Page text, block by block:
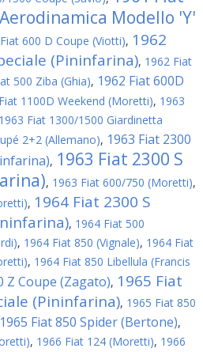
Modello 'Y'
600 D Coupe (Viotti), 1962
(Pininfarina), 1962 Fiat
500 Ziba (Ghia), 1962 Fiat 600D
1100D Weekend (Moretti), 1963
1963 Fiat 1300/1500 Giardinetta
2+2 (Allemano), 1963 Fiat 2300
, 1963 Fiat 2300 S
, 1963 Fiat 600/750 (Moretti),
, 1964 Fiat 2300 S
, 1964 Fiat 500
, 1964 Fiat 850 (Vignale), 1964 Fiat
, 1964 Fiat 850 Libellula (Francis
Z Coupe (Zagato), 1965 Fiat
(Pininfarina), 1965 Fiat 850
1965 Fiat 850 Spider (Bertone),
, 1966 Fiat 124 (Moretti), 1966